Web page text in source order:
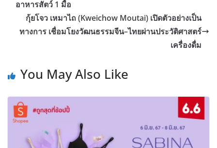
อาหารสัตว์ 1 มื้อ
กุ้ยโจว เหมาไถ (Kweichow Moutai) เปิดตัวอย่างเป็น
ทางการ เชื่อมโยงวัฒนธรรมจีน–ไทยผ่านประวัติศาสตร์
เครื่องดื่ม
You May Also Like